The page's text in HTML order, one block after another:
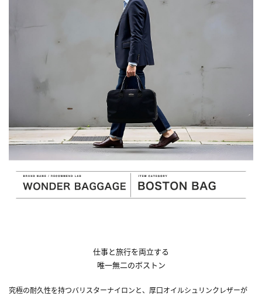
仕事と旅行を両立する
唯一無二のボストン
究極の耐久性を持つバリスターナイロンと、厚口オイルシュリンクレザーが